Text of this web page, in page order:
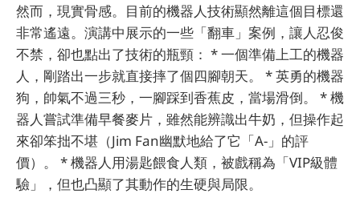
然而，現實骨感。目前的機器人技術顯然離這個目標還
非常遙遠。演講中展示的一些「翻車」案例，讓人忍俊
不禁，卻也點出了技術的瓶頸： * 一個準備上工的機器
人，剛踏出一步就直接摔了個四腳朝天。 * 英勇的機器
狗，帥氣不過三秒，一腳踩到香蕉皮，當場滑倒。 * 機
器人嘗試準備早餐麥片，雖然能辨識出牛奶，但操作起
來卻笨拙不堪（Jim Fan幽默地給了它「A-」的評
價）。 * 機器人用湯匙餵食人類，被戲稱為「VIP級體
驗」，但也凸顯了其動作的生硬與局限。